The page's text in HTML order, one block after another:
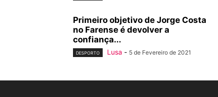
Primeiro objetivo de Jorge Costa
no Farense é devolver a
confiança...
DESPORTO Lusa - 5 de Fevereiro de 2021